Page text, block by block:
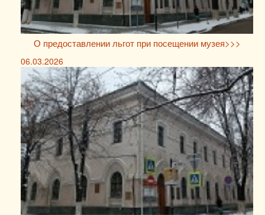
О предоставлении льгот при посещении музея>>>
06.03.2026